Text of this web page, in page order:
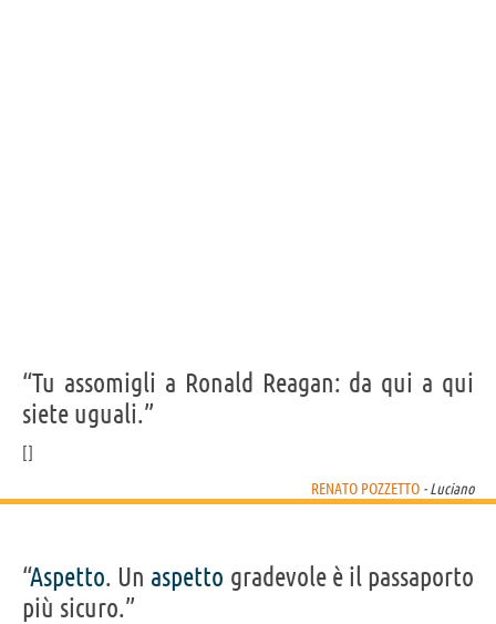
“Tu assomigli a Ronald Reagan: da qui a qui
siete uguali.”
RENATO POZZETTO - Luciano
“Aspetto. Un aspetto gradevole è il passaporto
più sicuro.”